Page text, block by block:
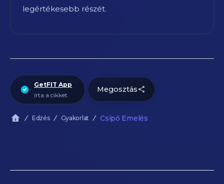
legértékesebb részét.
GetFIT App
írta a cikket.
Megosztás
Edzés Gyakorlat Csípő Emelés